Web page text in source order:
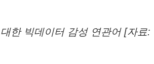
한 빅데이터 감성 연관어 [자료: